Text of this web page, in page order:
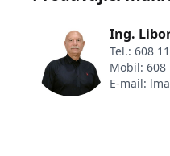
Více informací k
osobním setkání.
hypotečním úvěrem.
orientační a mohou
Ing.
Tel.: 608
Mobil: 608
E-mail: